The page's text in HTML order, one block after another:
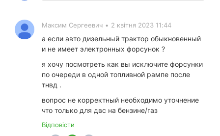
Максим Сергеевич • 2 квітня 2023 11:44
а если авто дизельный трактор обыкновенный
и не имеет электронных форсунок ?
я хочу посмотреть как вы исключите форсунки
по очереди в одной топливной рампе после
тнвд .
вопрос не корректный необходимо уточнение
что только для двс на бензине/газ
Відповісти